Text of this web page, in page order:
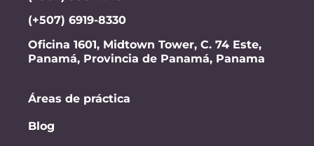
(+507) 6919-8330
Oficina 1601, Midtown Tower, C. 74 Este,
Panamá, Provincia de Panamá, Panama
Áreas de práctica
Blog